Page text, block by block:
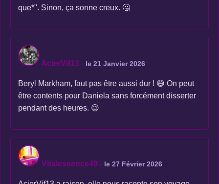
que*". Sinon, ça sonne creux. 🤔
AcierVif13 - le 21 Janvier 2026
Beryl Markham, faut pas être aussi dur ! 😅 On peut
être contents pour Daniela sans forcément disserter
pendant des heures. 😉
Vitalessence49 - le 27 Février 2026